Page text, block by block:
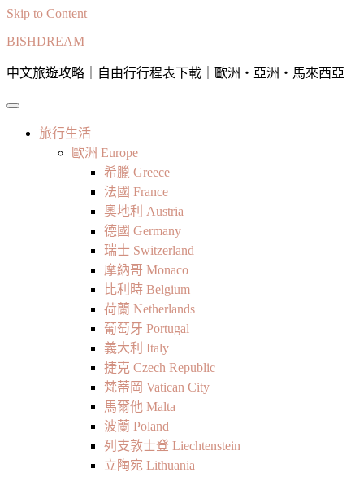
Skip to Content
BISHDREAM
中文旅遊攻略｜自由行行程表下載｜歐洲・亞洲・馬來西亞
旅行生活
歐洲 Europe
希臘 Greece
法國 France
奧地利 Austria
德國 Germany
瑞士 Switzerland
摩納哥 Monaco
比利時 Belgium
荷蘭 Netherlands
葡萄牙 Portugal
義大利 Italy
捷克 Czech Republic
梵蒂岡 Vatican City
馬爾他 Malta
波蘭 Poland
列支敦士登 Liechtenstein
立陶宛 Lithuania